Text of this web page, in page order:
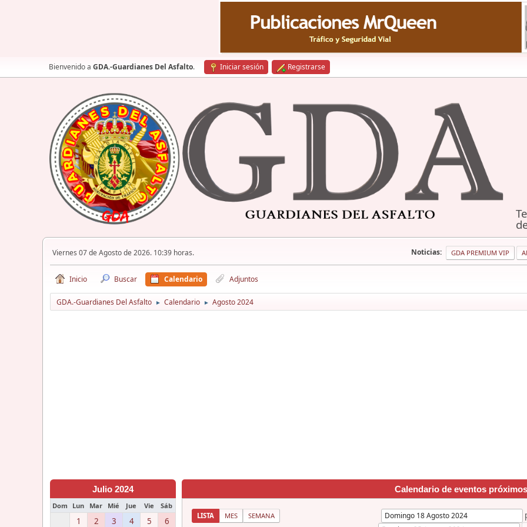
Bienvenido a GDA.-Guardianes Del Asfalto. Iniciar sesión Registrarse
Viernes 07 de Agosto de 2026. 10:39 horas. Noticias: GDA PREMIUM VIP
Inicio Buscar Calendario Adjuntos
GDA.-Guardianes Del Asfalto ► Calendario ► Agosto 2024
Julio 2024
Dom Lun Mar Mié Jue Vie Sáb
1 2 3 4 5
6
Calendario de eventos próximos
LISTA MES SEMANA